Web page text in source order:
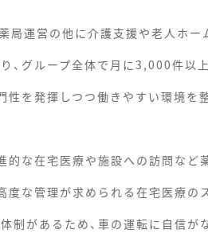
運営の他に介護支援や老人ホー
グループ全体で月に3,000件以
を発揮しつつ働きやすい環境を
な在宅医療や施設への訪問など
な管理が求められる在宅医療の
があるため、車の運転に自信が